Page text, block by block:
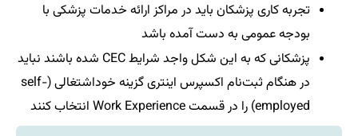
تجربه کاری پزشکان باید در مراکز ارائه خدمات پزشکی با
بودجه عمومی به دست آمده باشد
پزشکانی که به این شکل واجد شرایط CEC شده باشند نباید
در هنگام ثبت‌نام اکسپرس اینتری گزینه خوداشتغالی (self-
employed) را در قسمت Work Experience انتخاب کنند